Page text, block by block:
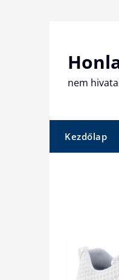
nem
Kezdőlap